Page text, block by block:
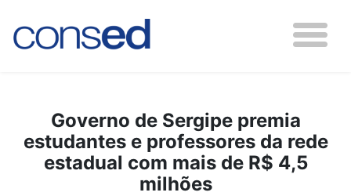
Governo de Sergipe premia
estudantes e professores da rede
estadual com mais de R$ 4,5
milhões